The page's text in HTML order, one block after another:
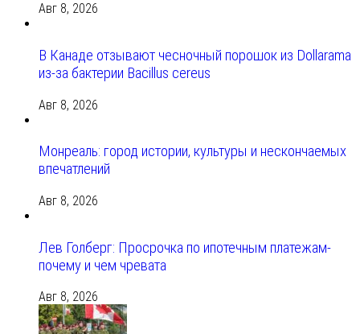
Авг 8, 2026
В Канаде отзывают чесночный порошок из Dollarama
из-за бактерии Bacillus cereus
Авг 8, 2026
Монреаль: город истории, культуры и нескончаемых
впечатлений
Авг 8, 2026
Лев Голберг: Просрочка по ипотечным платежам-
почему и чем чревата
Авг 8, 2026